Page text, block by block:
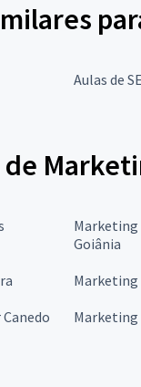
Aulas de
Marketing
Goiânia
Marketing
Marketing